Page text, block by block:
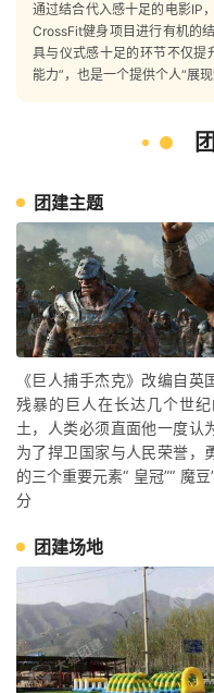
通过结合代入感十足的电影IP
CrossFit健身项目进行有机的
具与仪式感十足的环节不仅提
能力”，也是一个提供个人“展现
团建主题
《巨人捕手杰克》改编自
残暴的巨人在长达几个世
土，人类必须直面他一度认
为了捍卫国家与人民荣誉，
的三个重要元素“ 皇冠”“ 魔
分
团建场地